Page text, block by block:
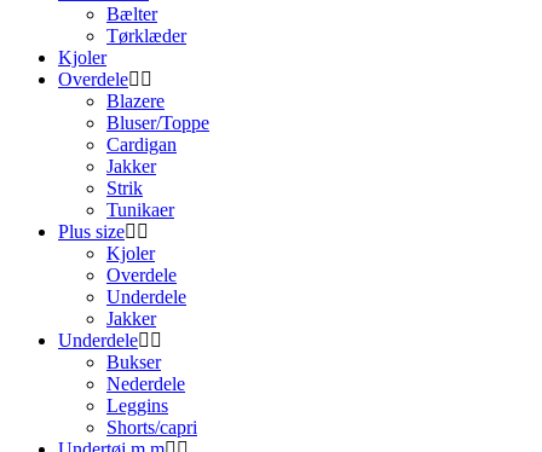
Bælter
Tørklæder
Kjoler
Overdele
Blazere
Bluser/Toppe
Cardigan
Jakker
Strik
Tunikaer
Plus size
Kjoler
Overdele
Underdele
Jakker
Underdele
Bukser
Nederdele
Leggins
Shorts/capri